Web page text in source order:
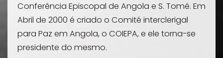
Conferência Episcopal de Angola e S. Tomé. Em
Abril de 2000 é criado o Comité interclerigal
para Paz em Angola, o COIEPA, e ele torna-se
presidente do mesmo.